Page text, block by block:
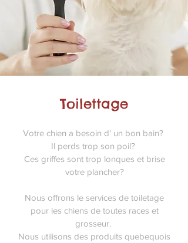
Toilettage
Votre chien a besoin d' un bon bain?
Il perds trop son poil?
Ces griffes sont trop lonques et brise
votre plancher?
Nous offrons le services de toiletage
pour les chiens de toutes races et
grosseur.
Nous utilisons des produits quebequois